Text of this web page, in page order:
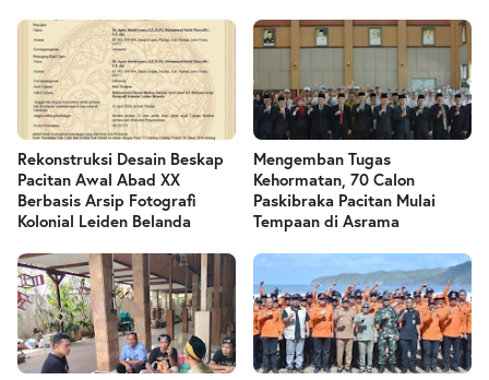
Rekonstruksi Desain Beskap
Pacitan Awal Abad XX
Berbasis Arsip Fotografi
Kolonial Leiden Belanda
Mengemban Tugas
Kehormatan, 70 Calon
Paskibraka Pacitan Mulai
Tempaan di Asrama